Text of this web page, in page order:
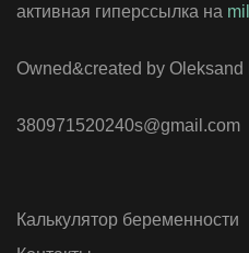
активная гиперссылка на
Owned&created by Oleksand
380971520240s@gmail.com
Калькулятор беременности